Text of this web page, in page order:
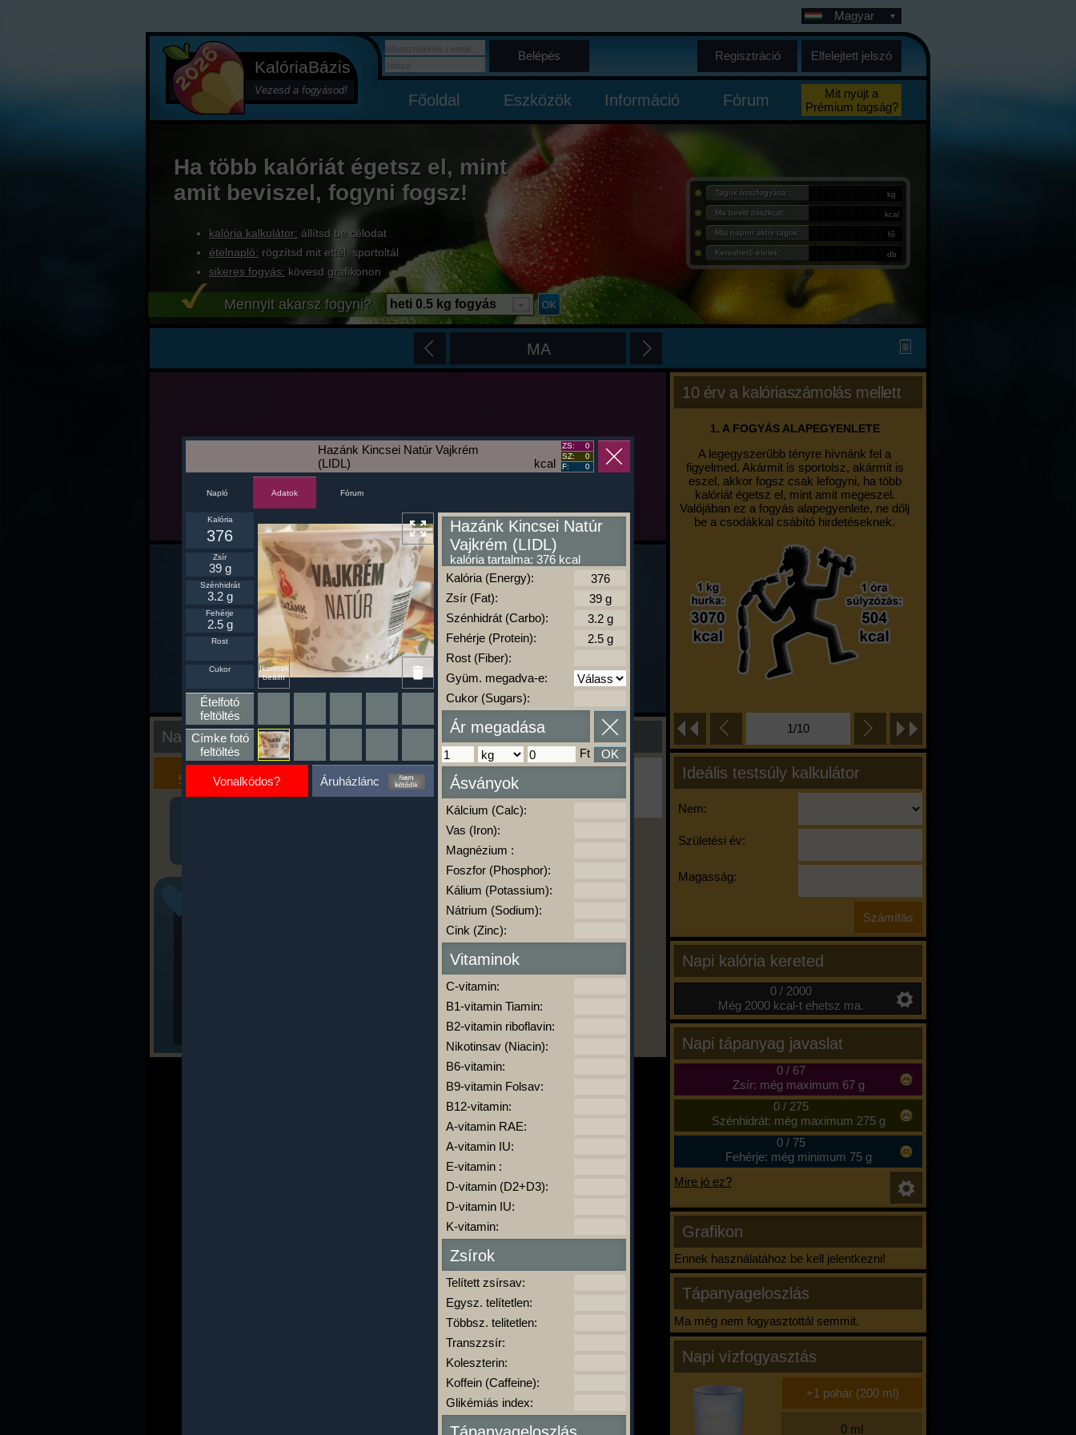
KalóriaBázis
Vezesd a fogyásod!
Magyar
Belépés Regisztráció Elfelejtett jelszó
Főoldal Eszközök Információ Fórum
Mit nyújt a
Prémium tagság?
Ha több kalóriát égetsz el, mint
amit beviszel, fogyni fogsz!
kalória kalkulátor: állítsd be célodat
ételnapló: rögzítsd mit ettél, sportoltál
sikeres fogyás: kövesd grafikonon
Tagok összfogyása: kg
Ma bevitt összkcal: kcal
Mai napon aktív tagok: fő
Kereshető ételek: db
Mennyit akarsz fogyni? heti 0.5 kg fogyás
MA
10 érv a kalóriaszámolás mellett
1. A FOGYÁS ALAPEGYENLETE
A legegyszerűbb tényre hívnánk fel a
figyelmed. Akármit is sportolsz, akármit is
eszel, akkor fogsz csak lefogyni, ha több
kalóriát égetsz el, mint amit megeszel.
Valójában ez a fogyás alapegyenlete, ne dőlj
be a csodákkal csábító hirdetéseknek.
1/10
Ideális testsúly kalkulátor
Nem:
Születési év:
Magasság:
Napi kalória kereted
0 / 2000
Még 2000 kcal-t ehetsz ma.
Napi tápanyag javaslat
0/ 67
Zsír: még maximum 67 g
0/ 275
Szénhidrát: még maximum 275 g
0/ 75
Fehérje: még minimum 75 g
Mire jó ez?
Grafikon
Ennek használatához be kell jelentkezni!
Tápanyageloszlás
Ma még nem fogyasztottál semmit.
Napi vízfogyasztás
Nap kiértékelése
Kalória
Szimulátor
Szöveges
Értékelés
Ha ma már nem eszel/sportolsz többet,
kattints a kiértékelésre!
A Kalória Szimulátor Prémium funkció.
kalóriabázis.hu
-
kcal
Hazánk Kincsei Natúr Vajkrém
(LIDL)
ZS:
0
SZ:
0
F:
0
Napló Adatok Fórum
Ikonnak
beállít
Kalória
376
Zsír
39 g
Szénhidrát
3.2 g
Fehérje
2.5 g
Rost
Cukor
Ételfotó
feltöltés
Címke fotó
feltöltés
Vonalkódos? Áruházlánc
Hazánk Kincsei Natúr
Vajkrém (LIDL)
kalória tartalma: 376 kcal
Kalória (Energy):
Zsír (Fat):
Szénhidrát (Carbo):
Fehérje (Protein):
Rost (Fiber):
Gyüm. megadva-e:
Cukor (Sugars):
Ár megadása
Ft OK
Ásványok
Kálcium (Calc):
Vas (Iron):
Magnézium :
Foszfor (Phosphor):
Kálium (Potassium):
Nátrium (Sodium):
Cink (Zinc):
Vitaminok
C-vitamin:
B1-vitamin Tiamin:
B2-vitamin riboflavin:
Nikotinsav (Niacin):
B6-vitamin:
B9-vitamin Folsav:
B12-vitamin:
A-vitamin RAE:
A-vitamin IU:
E-vitamin :
D-vitamin (D2+D3):
D-vitamin IU:
K-vitamin:
Zsírok
Telített zsírsav:
Egysz. telítetlen:
Többsz. telitetlen:
Transzzsír:
Koleszterin:
Koffein (Caffeine):
Glikémiás index: